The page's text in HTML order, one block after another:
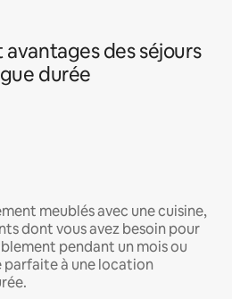
des séjours
durée
meublés avec une cuisine,
dont vous avez besoin pour
pendant un mois ou
parfaite à une location